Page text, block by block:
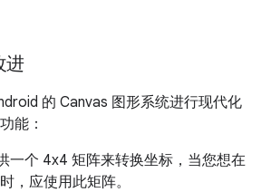
进
的 Canvas 图形系统进行现代化
能：
一个 4x4 矩阵来转换坐标，当您想在
，应使用此矩阵。